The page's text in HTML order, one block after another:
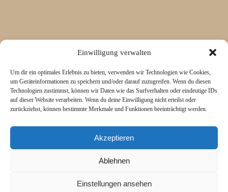
Einwilligung verwalten
Um dir ein optimales Erlebnis zu bieten, verwenden wir Technologien wie Cookies,
um Geräteinformationen zu speichern und/oder darauf zuzugreifen. Wenn du diesen
Technologien zustimmst, können wir Daten wie das Surfverhalten oder eindeutige IDs
auf dieser Website verarbeiten. Wenn du deine Einwilligung nicht erteilst oder
zurückziehst, können bestimmte Merkmale und Funktionen beeinträchtigt werden.
Akzeptieren
Ablehnen
Einstellungen ansehen